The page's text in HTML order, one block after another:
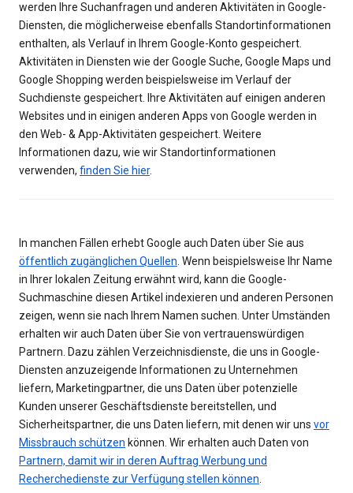
werden Ihre Suchanfragen und anderen Aktivitäten in Google-
Diensten, die möglicherweise ebenfalls Standortinformationen
enthalten, als Verlauf in Ihrem Google-Konto gespeichert.
Aktivitäten in Diensten wie der Google Suche, Google Maps und
Google Shopping werden beispielsweise im Verlauf der
Suchdienste gespeichert. Ihre Aktivitäten auf einigen anderen
Websites und in einigen anderen Apps von Google werden in
den Web- & App-Aktivitäten gespeichert. Weitere
Informationen dazu, wie wir Standortinformationen
verwenden, finden Sie hier.
In manchen Fällen erhebt Google auch Daten über Sie aus
öffentlich zugänglichen Quellen . Wenn beispielsweise Ihr Name
in Ihrer lokalen Zeitung erwähnt wird, kann die Google-
Suchmaschine diesen Artikel indexieren und anderen Personen
zeigen, wenn sie nach Ihrem Namen suchen. Unter Umständen
erhalten wir auch Daten über Sie von vertrauenswürdigen
Partnern. Dazu zählen Verzeichnisdienste, die uns in Google-
Diensten anzuzeigende Informationen zu Unternehmen
liefern, Marketingpartner, die uns Daten über potenzielle
Kunden unserer Geschäftsdienste bereitstellen, und
Sicherheitspartner, die uns Daten liefern, mit denen wir uns vor
Missbrauch schützen können. Wir erhalten auch Daten von
Partnern, damit wir in deren Auftrag Werbung und
Recherchedienste zur Verfügung stellen können